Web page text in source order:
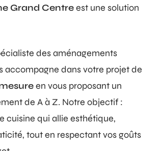
Grand Centreest une solution
des aménagements
accompagne dans votre projet de
en vous proposant un
de A à Z. Notre objectif :
cuisine qui allie esthétique,
tout en respectant vos goûts